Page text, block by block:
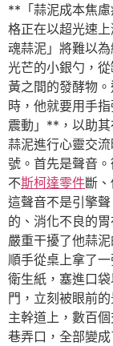
**「蒜泥成本焦
格正在以超光速
魂蒜泥」將難以
光芒的小銀勺，
黃之間的發酵物
時，他就要用手
震動」**，以助
蒜泥進行心靈交
號。首先是聲音
不斯柯達零件斷
這聲音不是引擎
的、消化不良的
嚴重干擾了他蒜
順手從桌上拿了
衛生紙，塞進口袋
門，立刻被眼前
主幹道上，數百
巷弄口，全部變